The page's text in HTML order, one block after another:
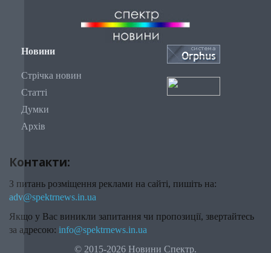
Новини
Стрічка новин
Статті
Думки
Архів
Контакти:
З питань розміщення реклами на сайті, пишіть на:
adv@spektrnews.in.ua
Якщо у Вас виникли запитання чи пропозиції, звертайтесь
за адресою: info@spektrnews.in.ua
© 2015-2026 Новини Спектр.